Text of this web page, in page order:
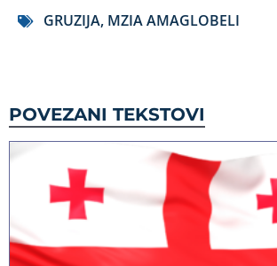
GRUZIJA, MZIA AMAGLOBELI
POVEZANI TEKSTOVI